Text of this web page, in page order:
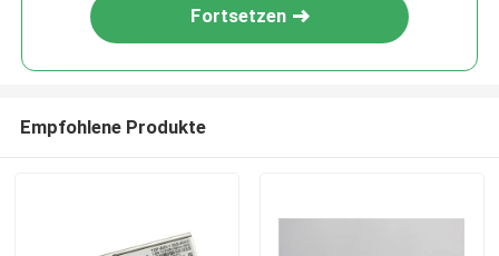
Fortsetzen
Empfohlene Produkte